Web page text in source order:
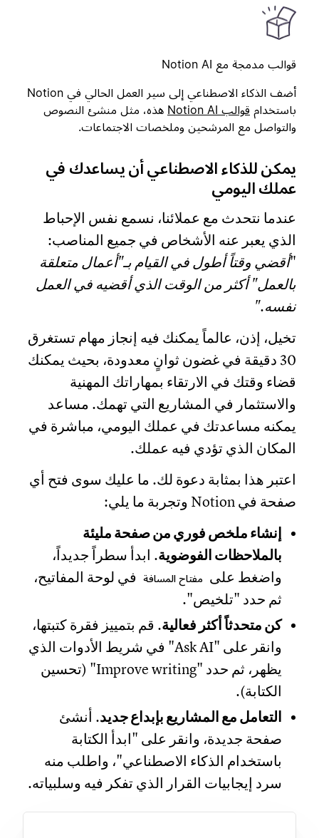
قوالب مدمجة مع Notion AI
أضف الذكاء الاصطناعي إلى سير العمل الحالي في Notion
باستخدامقوالب Notion AI
هذه، مثل منشئ النصوص
والتواصل مع المرشحين وملخصات الاجتماعات.
يمكن للذكاء الاصطناعي أن يساعدك في
عملك اليومي
عندما نتحدث مع عملائنا، نسمع نفس الإحباط
الذي يعبر عنه الأشخاص في جميع المناصب:
أقضي وقتاً أطول في القيام بـ"أعمال متعلقة
بالعمل" أكثر من الوقت الذي أقضيه في العمل
نفسه."
تخيل، إذن، عالماً يمكنك فيه إنجاز مهام تستغرق
30 دقيقة في غضون ثوانٍ معدودة، بحيث يمكنك
قضاء وقتك في الارتقاء بمهاراتك المهنية
والاستثمار في المشاريع التي تهمك. مساعد
يمكنه مساعدتك في عملك اليومي، مباشرة في
المكان الذي تؤدي فيه عملك.
اعتبر هذا بمثابة دعوة لك. ما عليك سوى فتح أي
صفحة في Notion وتجربة ما يلي:
إنشاء ملخص فوري من صفحة مليئة
بالملاحظات الفوضوية. ابدأ سطراً جديداً،
واضغط على مفتاح المسافة في لوحة المفاتيح،
ثم حدد "تلخيص".
كن متحدثاً أكثر فعالية. قم بتمييز فقرة كتبتها،
وانقر على "Ask AI" في شريط الأدوات الذي
يظهر، ثم حدد "Improve writing" (تحسين
الكتابة).
التعامل مع المشاريع بإبداع جديد. أنشئ
صفحة جديدة، وانقر على "ابدأ الكتابة
باستخدام الذكاء الاصطناعي"، واطلب منه
سرد إيجابيات القرار الذي تفكر فيه وسلبياته.